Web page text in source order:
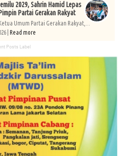
2029, Sahrin Hamid Lepas
Partai Gerakan Rakyat
Umum Partai Gerakan Rakyat,...
| Read more
Posts Label